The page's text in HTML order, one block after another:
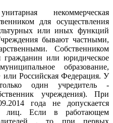
некоммерческая
для осуществления
или иных функций
бывают частными,
Собственником
гражданин или юридическое
образование,
или Российская Федерация. У
один учредитель -
учреждения). При
года не допускается
лиц. Если в работающем
, то при первых